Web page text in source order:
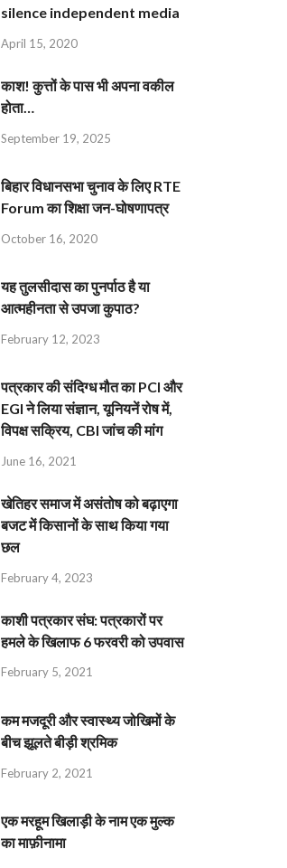
silence independent media
April 15, 2020
काश! कुत्तों के पास भी अपना वकील
होता…
September 19, 2025
बिहार विधानसभा चुनाव के लिए RTE
Forum का शिक्षा जन-घोषणापत्र
October 16, 2020
यह तुलसीदास का पुनर्पाठ है या
आत्महीनता से उपजा कुपाठ?
February 12, 2023
पत्रकार की संदिग्ध मौत का PCI और
EGI ने लिया संज्ञान, यूनियनें रोष में,
विपक्ष सक्रिय, CBI जांच की मांग
June 16, 2021
खेतिहर समाज में असंतोष को बढ़ाएगा
बजट में किसानों के साथ किया गया
छल
February 4, 2023
काशी पत्रकार संघ: पत्रकारों पर
हमले के खिलाफ 6 फरवरी को उपवास
February 5, 2021
कम मजदूरी और स्वास्थ्य जोखिमों के
बीच झूलते बीड़ी श्रमिक
February 2, 2021
एक मरहूम खिलाड़ी के नाम एक मुल्क
का माफ़ीनामा